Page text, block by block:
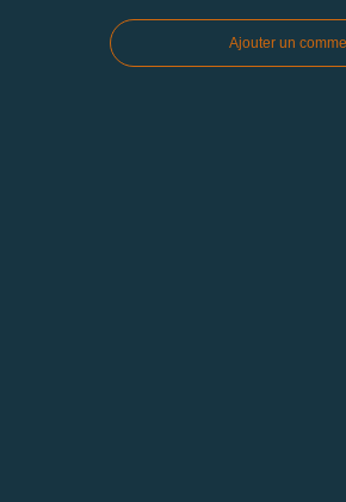
Ajouter un